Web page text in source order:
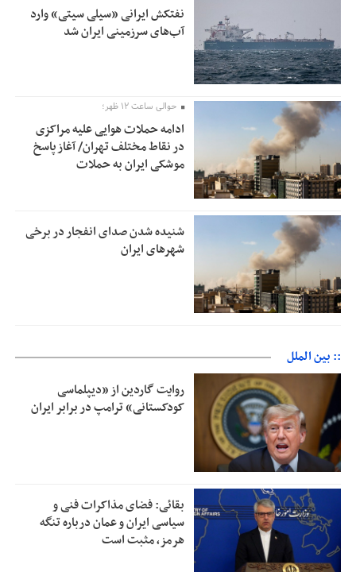
نفتکش ایرانی «سیلی سیتی» وارد
آب‌های سرزمینی ایران شد
حوالی ساعت ۱۲ ظهر؛
ادامه حملات هوایی علیه مراکزی
در نقاط مختلف تهران/ آغاز پاسخ
موشکی ایران به حملات
شنیده شدن صدای انفجار در برخی
شهرهای ایران
:: بین الملل
روایت گاردین از «دیپلماسی
کودکستانی» ترامپ در برابر ایران
بقائی: فضای مذاکرات فنی و
سیاسی ایران و عمان درباره تنگه
هرمز، مثبت است